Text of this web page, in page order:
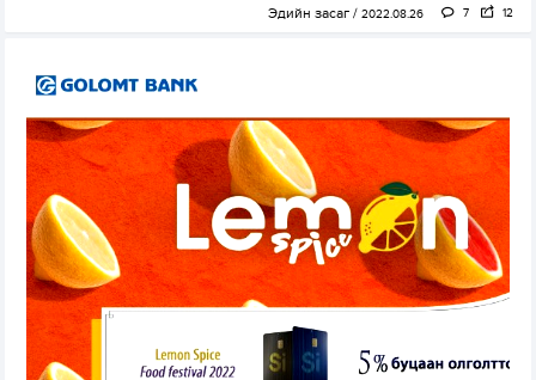
Эдийн засаг 2022.08.26 7 12